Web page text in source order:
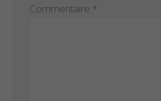
Commentaire *